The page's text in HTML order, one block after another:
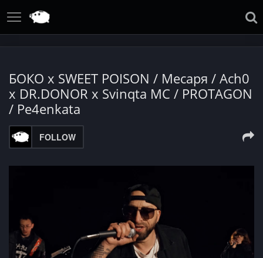
БОКО x SWEET POISON / Месаря / Ach0
x DR.DONOR x Svinqta MC / PROTAGON
/ Pe4enkata
FOLLOW